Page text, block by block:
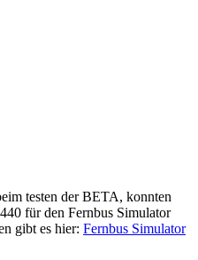
testen der BETA, konnten
für den Fernbus Simulator
gibt es hier: Fernbus Simulator